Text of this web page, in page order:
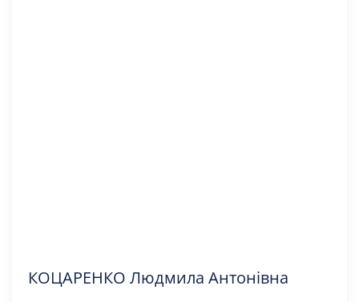
КОЦАРЕНКО Людмила Антонівна